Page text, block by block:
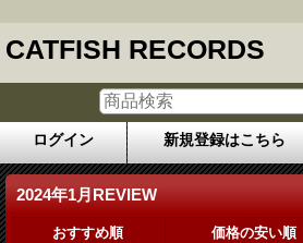
CATFISH RECORDS
ログイン 新規登録はこちら
2024年1月REVIEW
おすすめ順 価格の安い順